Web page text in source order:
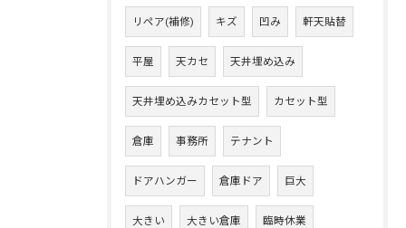
リペア(補修) キズ 凹み 軒天貼替
平屋 天カセ 天井埋め込み
天井埋め込みカセット型 カセット型
倉庫 事務所 テナント
ドアハンガー 倉庫ドア 巨大
大きい 大きい倉庫 臨時休業